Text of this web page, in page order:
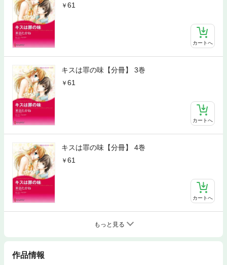
61
カートへ
キスは罪の味【分冊】 3巻
61
カートへ
キスは罪の味【分冊】 4巻
61
カートへ
もっと見る
作品情報